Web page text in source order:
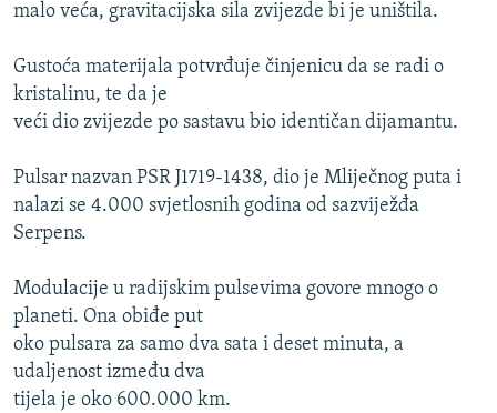
malo veća, gravitacijska sila zvijezde bi je uništila.
Gustoća materijala potvrđuje činjenicu da se radi o
kristalinu, te da je
veći dio zvijezde po sastavu bio identičan dijamantu.
Pulsar nazvan PSR J1719-1438, dio je Mliječnog puta i
nalazi se 4.000 svjetlosnih godina od sazviježđa
Serpens.
Modulacije u radijskim pulsevima govore mnogo o
planeti. Ona obiđe put
oko pulsara za samo dva sata i deset minuta, a
udaljenost između dva
tijela je oko 600.000 km.